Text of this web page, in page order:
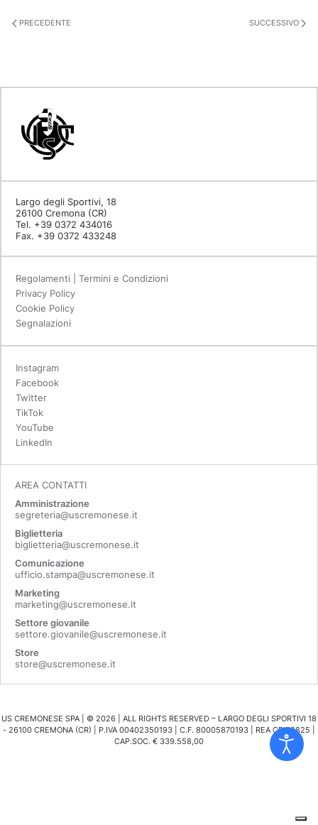
PRECEDENTE SUCCESSIVO
Largo degli Sportivi, 18
26100 Cremona (CR)
Tel. +39 0372 434016
Fax. +39 0372 433248
Regolamenti | Termini e Condizioni
Privacy Policy
Cookie Policy
Segnalazioni
Instagram
Facebook
Twitter
TikTok
YouTube
LinkedIn
AREA CONTATTI
Amministrazione
segreteria@uscremonese.it
Biglietteria
biglietteria@uscremonese.it
Comunicazione
ufficio.stampa@uscremonese.it
Marketing
marketing@uscremonese.it
Settore giovanile
settore.giovanile@uscremonese.it
Store
store@uscremonese.it
US CREMONESE SPA | © 2026 | ALL RIGHTS RESERVED – LARGO DEGLI SPORTIVI 18
- 26100 CREMONA (CR) | P.IVA 00402350193 | C.F. 80005870193 | REA CR 98825 |
CAP.SOC. € 339.558,00